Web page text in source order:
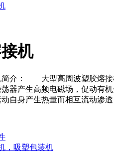
机
简介： 大型高周波塑胶熔接
器产生高频电磁场，促动有
自身产生热量而相互流动渗
，吸塑包装机